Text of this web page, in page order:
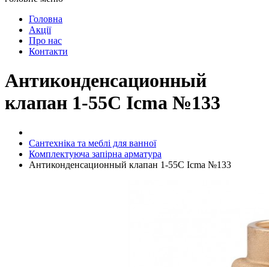
Головна
Акції
Про нас
Контакти
Антиконденсационный
клапан 1-55C Icma №133
Сантехніка та меблі для ванної
Комплектуюча запірна арматура
Антиконденсационный клапан 1-55C Icma №133